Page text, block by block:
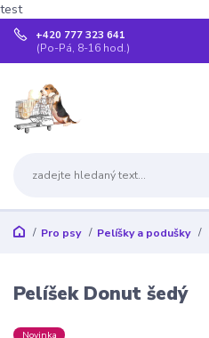
test
+420 777 323 641
(Po-Pá, 8-16 hod.)
Pro psy Pelíšky a podušky
Pelíšek Donut šedý
Novinka